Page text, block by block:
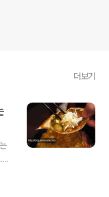
더보기
. .